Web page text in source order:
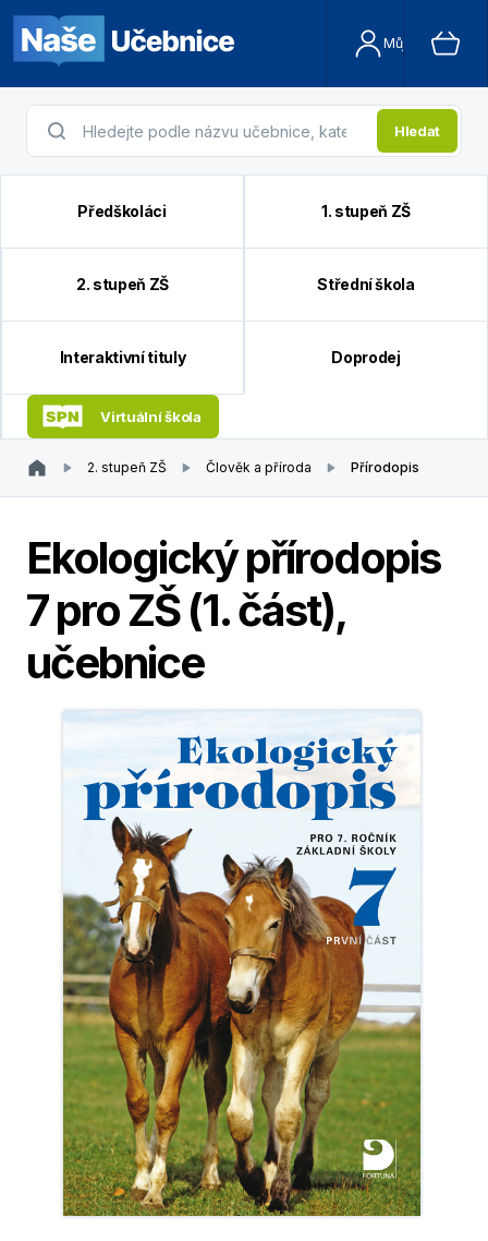
Můj účet
Hledat
Předškoláci 1. stupeň ZŠ
2. stupeň ZŠ Střední škola
Interaktivní tituly Doprodej
Virtuální škola
2. stupeň ZŠ Člověk a příroda Přírodopis
Ekologický přírodopis
7 pro ZŠ (1. část),
učebnice